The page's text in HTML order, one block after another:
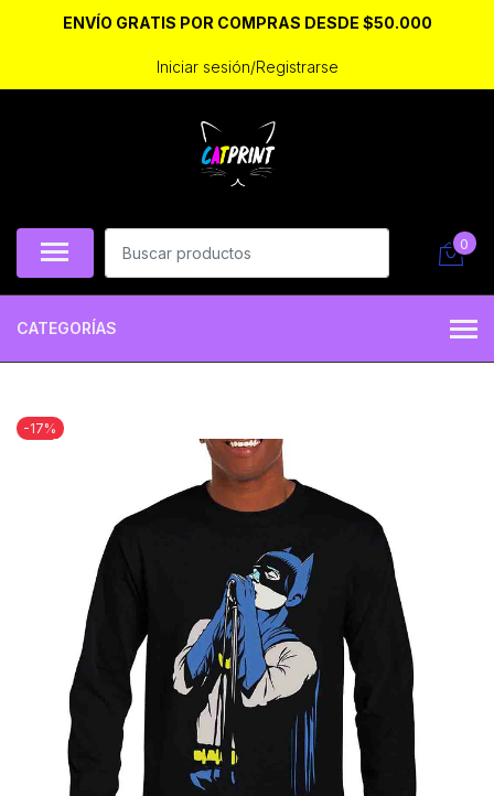
ENVÍO GRATIS POR COMPRAS DESDE $50.000
Iniciar sesión/Registrarse
0
CATEGORÍAS
-17%